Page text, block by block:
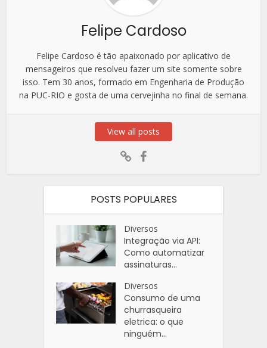
Felipe Cardoso
Felipe Cardoso é tão apaixonado por aplicativo de
mensageiros que resolveu fazer um site somente sobre
isso. Tem 30 anos, formado em Engenharia de Produção
na PUC-RIO e gosta de uma cervejinha no final de semana.
View all posts
POSTS POPULARES
Diversos
Integração via API:
Como automatizar
assinaturas...
Diversos
Consumo de uma
churrasqueira
eletrica: o que
ninguém...